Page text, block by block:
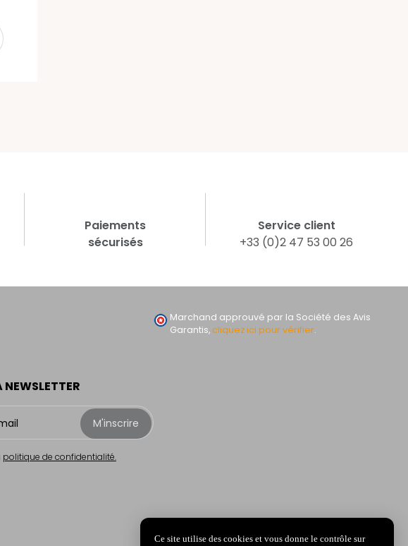
Paiements
sécurisés
Service client
+33 (0)2 47 53 00 26
M'inscrire
politique de confidentialité.
Marchand approuvé par la Société des Avis
Garantis,cliquez ici pour vérifier.
Ce site utilise des cookies et vous donne le contrôle sur